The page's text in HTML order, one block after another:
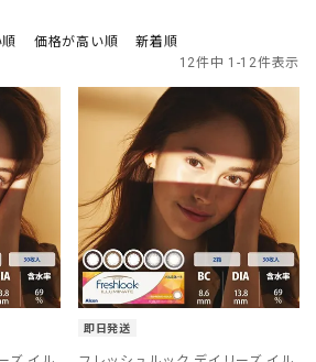
価格が高い順 新着順
12件中 1 -12件表示
即日発送